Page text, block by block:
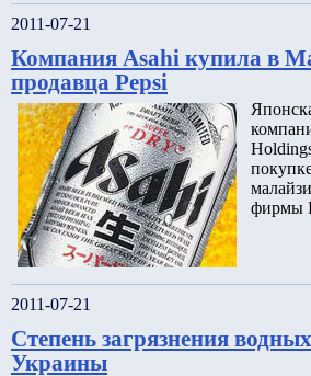
2011-07-21
Компания Asahi купила в
продавца Pepsi
фирмы
2011-07-21
Степень загрязнения
Украины